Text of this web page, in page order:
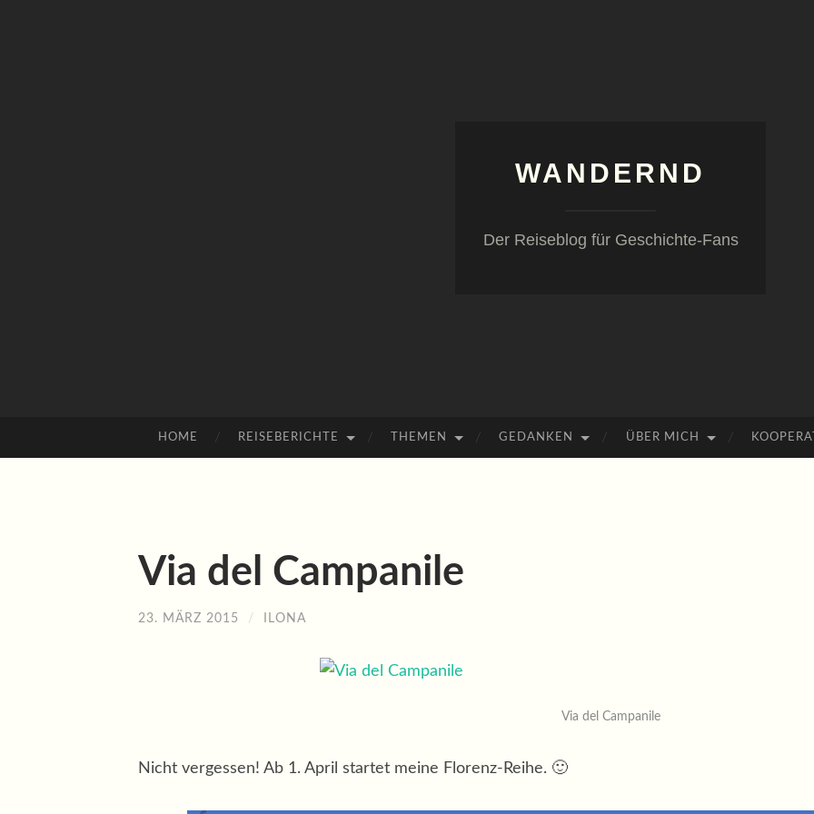
WANDERND
Der Reiseblog für Geschichte-Fans
INHALT
HOME REISEBERICHTE THEMEN GEDANKEN ÜBER MICH
Via del Campanile
23. MÄRZ 2015 / ILONA
Via del Campanile
Nicht vergessen! Ab 1. April startet meine Florenz-Reihe. 🙂